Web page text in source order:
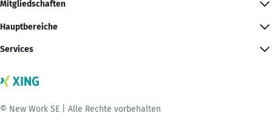
Mitgliedschaften
Hauptbereiche
Services
© New Work SE | Alle Rechte vorbehalten